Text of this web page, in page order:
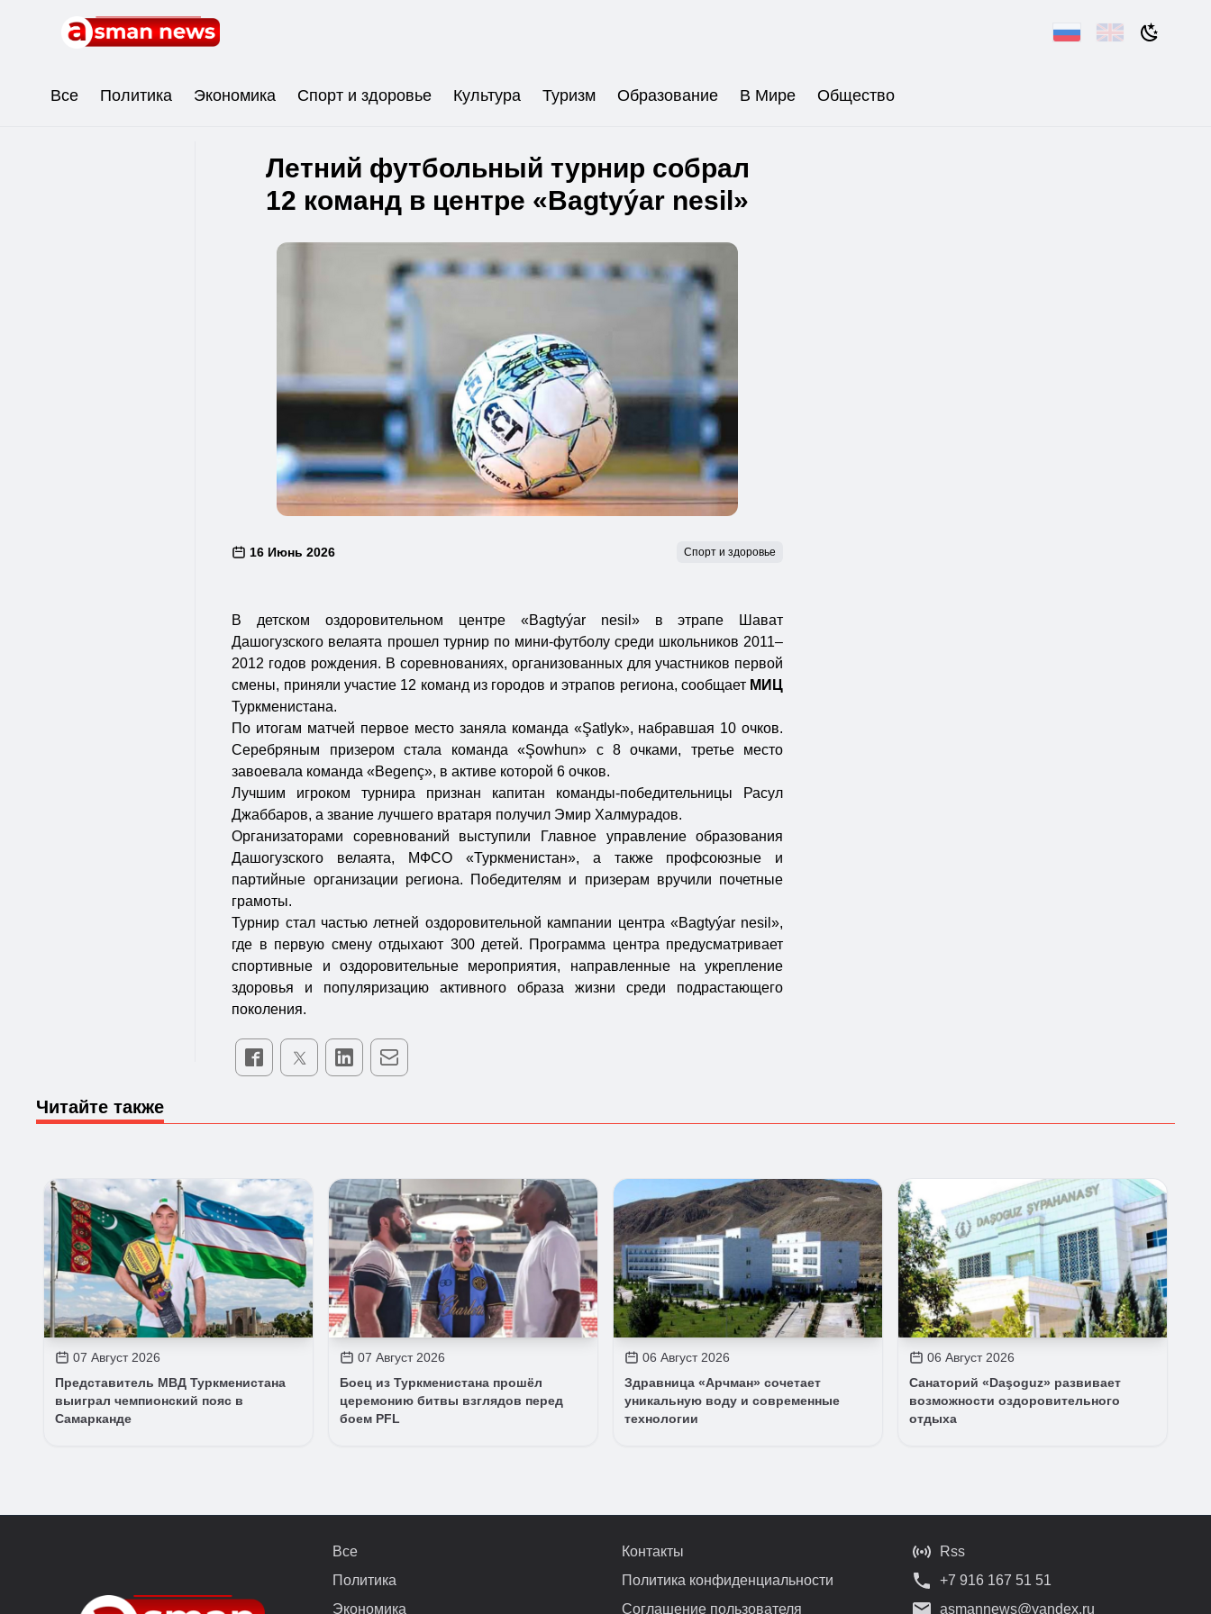
Все Политика Экономика Спорт и здоровье Культура Туризм Образование В Мире Общество
Летний футбольный турнир собрал
12 команд в центре «Bagtyýar nesil»
16 Июнь 2026 Спорт и здоровье
В детском оздоровительном центре «Bagtyýar nesil» в этрапе Шават
Дашогузского велаята прошел турнир по мини-футболу среди школьников 2011–
2012 годов рождения. В соревнованиях, организованных для участников первой
смены, приняли участие 12 команд из городов и этрапов региона, сообщает МИЦ
Туркменистана.
По итогам матчей первое место заняла команда «Şatlyk», набравшая 10 очков.
Серебряным призером стала команда «Şowhun» с 8 очками, третье место
завоевала команда «Begenç», в активе которой 6 очков.
Лучшим игроком турнира признан капитан команды-победительницы Расул
Джаббаров, а звание лучшего вратаря получил Эмир Халмурадов.
Организаторами соревнований выступили Главное управление образования
Дашогузского велаята, МФСО «Туркменистан», а также профсоюзные и
партийные организации региона. Победителям и призерам вручили почетные
грамоты.
Турнир стал частью летней оздоровительной кампании центра «Bagtyýar nesil»,
где в первую смену отдыхают 300 детей. Программа центра предусматривает
спортивные и оздоровительные мероприятия, направленные на укрепление
здоровья и популяризацию активного образа жизни среди подрастающего
поколения.
Читайте также
07 Август 2026
Представитель МВД Туркменистана
выиграл чемпионский пояс в
Самарканде
07 Август 2026
Боец из Туркменистана прошёл
церемонию битвы взглядов перед
боем PFL
06 Август 2026
Здравница «Арчман» сочетает
уникальную воду и современные
технологии
06 Август 2026
Санаторий «Daşoguz» развивает
возможности оздоровительного
отдыха
Все
Политика
Экономика
Контакты
Политика конфиденциальности
Соглашение пользователя
Rss
+7 916 167 51 51
asmannews@yandex.ru